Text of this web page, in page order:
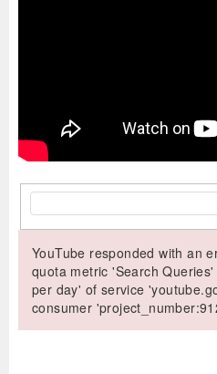
YouTube responded with an
quota metric 'Search
per day' of service
consumer